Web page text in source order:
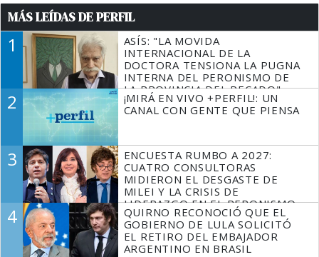
MÁS LEÍDAS DE PERFIL
1
ASÍS: "LA MOVIDA
INTERNACIONAL DE LA
DOCTORA TENSIONA LA PUGNA
INTERNA DEL PERONISMO DE
LA PROVINCIA DEL PECADO"
2
¡MIRÁ EN VIVO +PERFIL!: UN
CANAL CON GENTE QUE PIENSA
3
ENCUESTA RUMBO A 2027:
CUATRO CONSULTORAS
MIDIERON EL DESGASTE DE
MILEI Y LA CRISIS DE
LIDERAZGO EN EL PERONISMO
4
QUIRNO RECONOCIÓ QUE EL
GOBIERNO DE LULA SOLICITÓ
EL RETIRO DEL EMBAJADOR
ARGENTINO EN BRASIL